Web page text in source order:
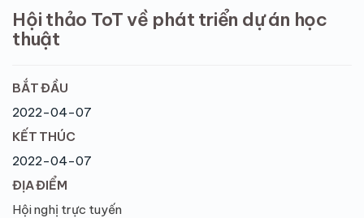
Hội thảo ToT về phát triển dự án học
thuật
BẮT ĐẦU
2022-04-07
KẾT THÚC
2022-04-07
ĐỊA ĐIỂM
Hội nghị trực tuyến